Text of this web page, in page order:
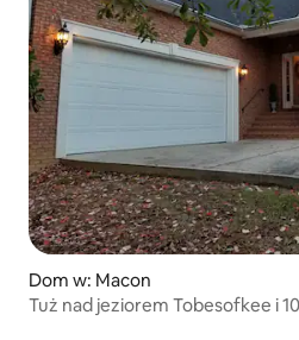
Dom w: Macon
Tuż nad jeziorem Tobesofkee i